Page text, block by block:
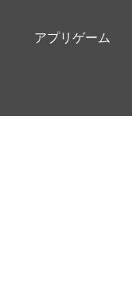
アプリゲーム